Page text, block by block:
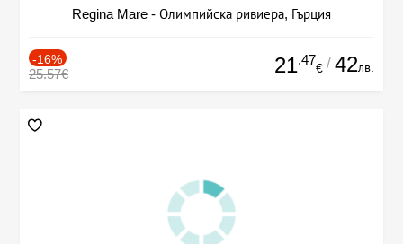
Regina Mare - Олимпийска ривиера, Гърция
-16%
25.57€ 21.47
€ / 42лв.